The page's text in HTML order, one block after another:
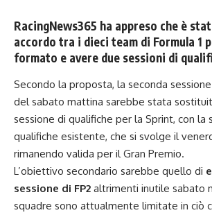
RacingNews365 ha appreso che è
accordo tra i dieci team di Formula 1
formato e avere due sessioni di
Secondo la proposta, la seconda
del sabato mattina sarebbe stata
sessione di qualifiche per la Sprint, con la
qualifiche esistente, che si svolge il
rimanendo valida per il Gran Premio.
L’obiettivo secondario sarebbe quello di
sessione di FP2 altrimenti inutile sabato
squadre sono attualmente limitate in ciò